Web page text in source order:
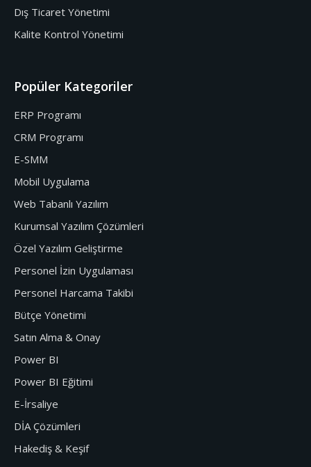
Dış Ticaret Yönetimi
Kalite Kontrol Yönetimi
Popüler Kategoriler
ERP Programı
CRM Programı
E-SMM
Mobil Uygulama
Web Tabanlı Yazılım
Kurumsal Yazılım Çözümleri
Özel Yazılım Geliştirme
Personel İzin Uygulaması
Personel Harcama Takibi
Bütçe Yönetimi
Satın Alma & Onay
Power BI
Power BI Eğitimi
E-İrsaliye
DİA Çözümleri
Hakediş & Keşif